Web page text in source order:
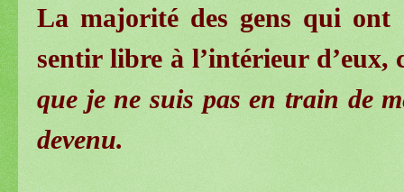
La majorité des gens qui ont
sentir libre à l’intérieur d’eux,
que je ne suis pas en train de
devenu.